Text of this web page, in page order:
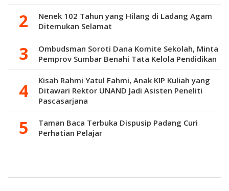
Nenek 102 Tahun yang Hilang di Ladang Agam
Ditemukan Selamat
Ombudsman Soroti Dana Komite Sekolah, Minta
Pemprov Sumbar Benahi Tata Kelola Pendidikan
Kisah Rahmi Yatul Fahmi, Anak KIP Kuliah yang
Ditawari Rektor UNAND Jadi Asisten Peneliti
Pascasarjana
Taman Baca Terbuka Dispusip Padang Curi
Perhatian Pelajar